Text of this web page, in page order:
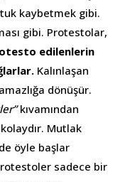
kaybetmek gibi.
gibi. Protestolar,
edilenlerin
Kalınlaşan
dönüşür.
kıvamından
Mutlak
öyle başlar
sadece bir